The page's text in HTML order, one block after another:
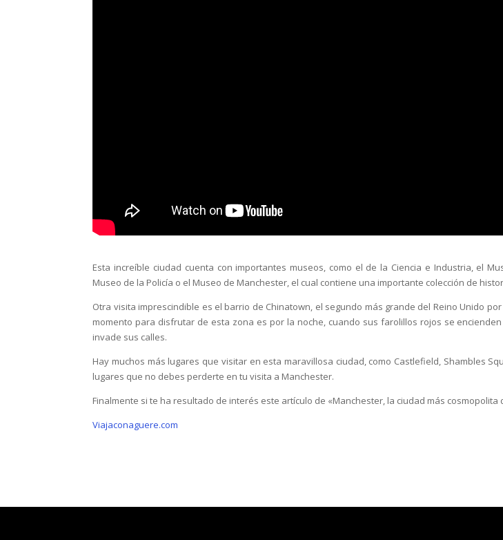
Esta increíble ciudad cuenta con importantes museos, como el de la Ciencia e Industria, el
Museo de la Policía o el Museo de Manchester, el cual contiene una importante colección de
Otra visita imprescindible es el barrio de Chinatown, el segundo más grande del Reino Unido
momento para disfrutar de esta zona es por la noche, cuando sus farolillos rojos se
invade sus calles.
Hay muchos más lugares que visitar en esta maravillosa ciudad, como Castlefield, Shambles
lugares que no debes perderte en tu visita a Manchester.
Finalmente si te ha resultado de interés este artículo de «Manchester, la ciudad más cosmopolita
Viajaconaguere.com